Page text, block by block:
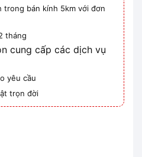
trong bán kính 5km với đơn
tháng
cung cấp các dịch vụ
yêu cầu
trọn đời
động mềm 72 A - 37 kW/400 V